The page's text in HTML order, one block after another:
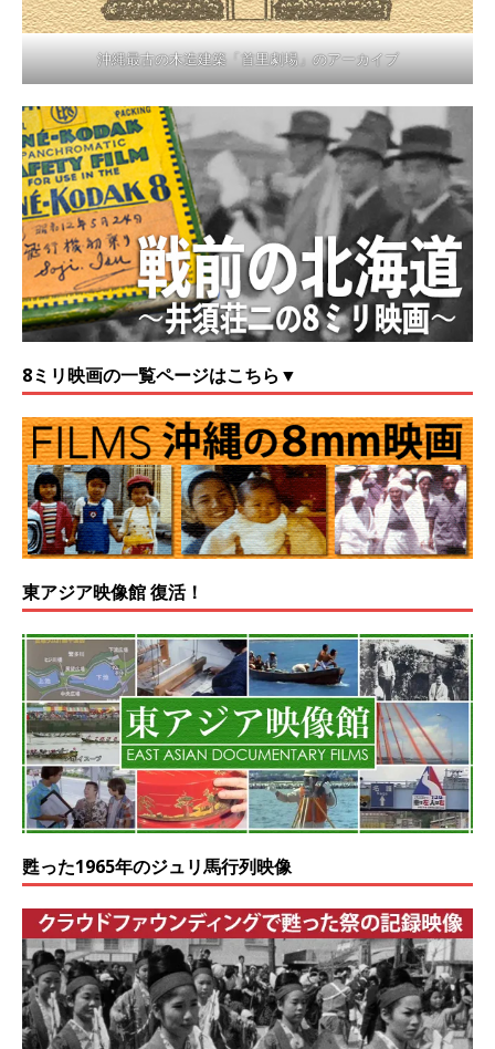
沖縄最古の木造建築「首里劇場」のアーカイブ
8ミリ映画の一覧ページはこちら▼
東アジア映像館 復活！
甦った1965年のジュリ馬行列映像